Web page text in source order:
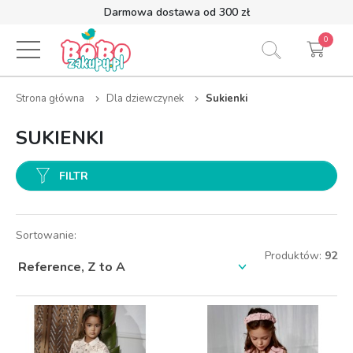
Darmowa dostawa od 300 zł
0
Strona główna Dla dziewczynek Sukienki
SUKIENKI
FILTR
Sortowanie:
Produktów: 92